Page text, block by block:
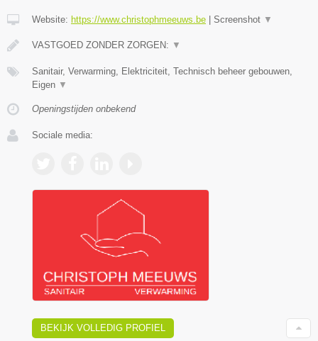
Website: https://www.christophmeeuws.be | Screenshot ▼
VASTGOED ZONDER ZORGEN: ▼
Sanitair, Verwarming, Elektriciteit, Technisch beheer gebouwen,
Eigen ▼
Openingstijden onbekend
Sociale media:
BEKIJK VOLLEDIG PROFIEL